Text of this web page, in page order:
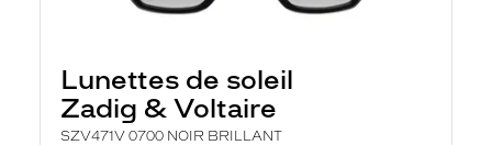
Lunettes de soleil
Zadig & Voltaire
SZV471V 0700 NOIR BRILLANT